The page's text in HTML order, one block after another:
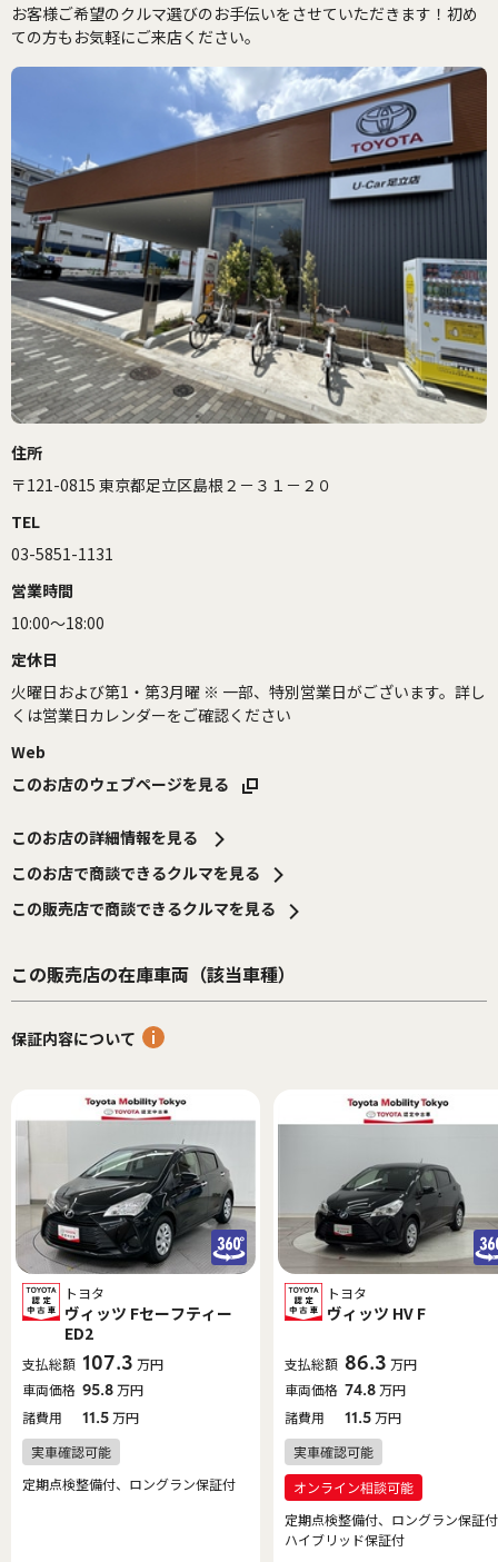
お客様ご希望のクルマ選びのお手伝いをさせていただきます！初め
ての方もお気軽にご来店ください。
住所
〒121-0815 東京都足立区島根２－３１－２０
TEL
03-5851-1131
営業時間
10:00～18:00
定休日
火曜日および第1・第3月曜 ※ 一部、特別営業日がございます。詳し
くは営業日カレンダーをご確認ください
Web
このお店のウェブページを見る
このお店の詳細情報を見る
このお店で商談できるクルマを見る
この販売店で商談できるクルマを見る
この販売店の在庫車両（該当車種）
保証内容について
トヨタ
ヴィッツ Fセーフティー
ED2
支払総額 107.3 万円
車両価格 95.8万円
諸費用
11.5万円
定期点検整備付、ロングラン保証付
トヨタ
ヴィッツ HV F
支払総額 86.3 万円
車両価格 74.8万円
諸費用
11.5万円
定期点検整備付、ロングラン保証
ハイブリッド保証付